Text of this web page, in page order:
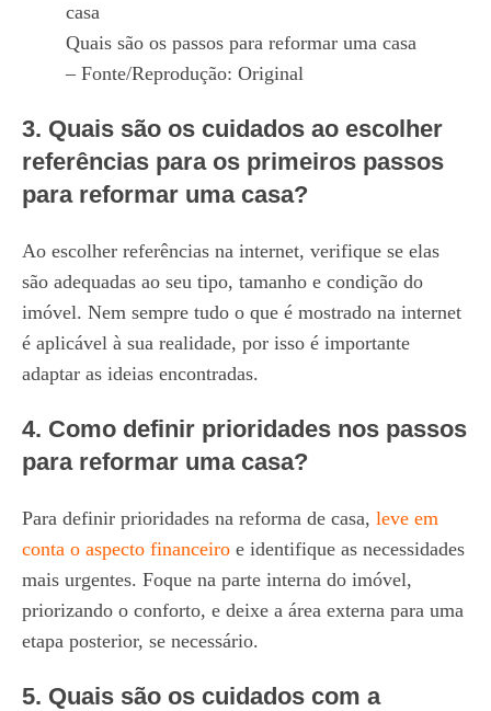
Quais são os passos para reformar uma casa
– Fonte/Reprodução: Original
3. Quais são os cuidados ao escolher
referências para os primeiros passos
para reformar uma casa?
Ao escolher referências na internet, verifique se elas
são adequadas ao seu tipo, tamanho e condição do
imóvel. Nem sempre tudo o que é mostrado na internet
é aplicável à sua realidade, por isso é importante
adaptar as ideias encontradas.
4. Como definir prioridades nos passos
para reformar uma casa?
Para definir prioridades na reforma de casa, leve em
conta o aspecto financeiro e identifique as necessidades
mais urgentes. Foque na parte interna do imóvel,
priorizando o conforto, e deixe a área externa para uma
etapa posterior, se necessário.
5. Quais são os cuidados com a